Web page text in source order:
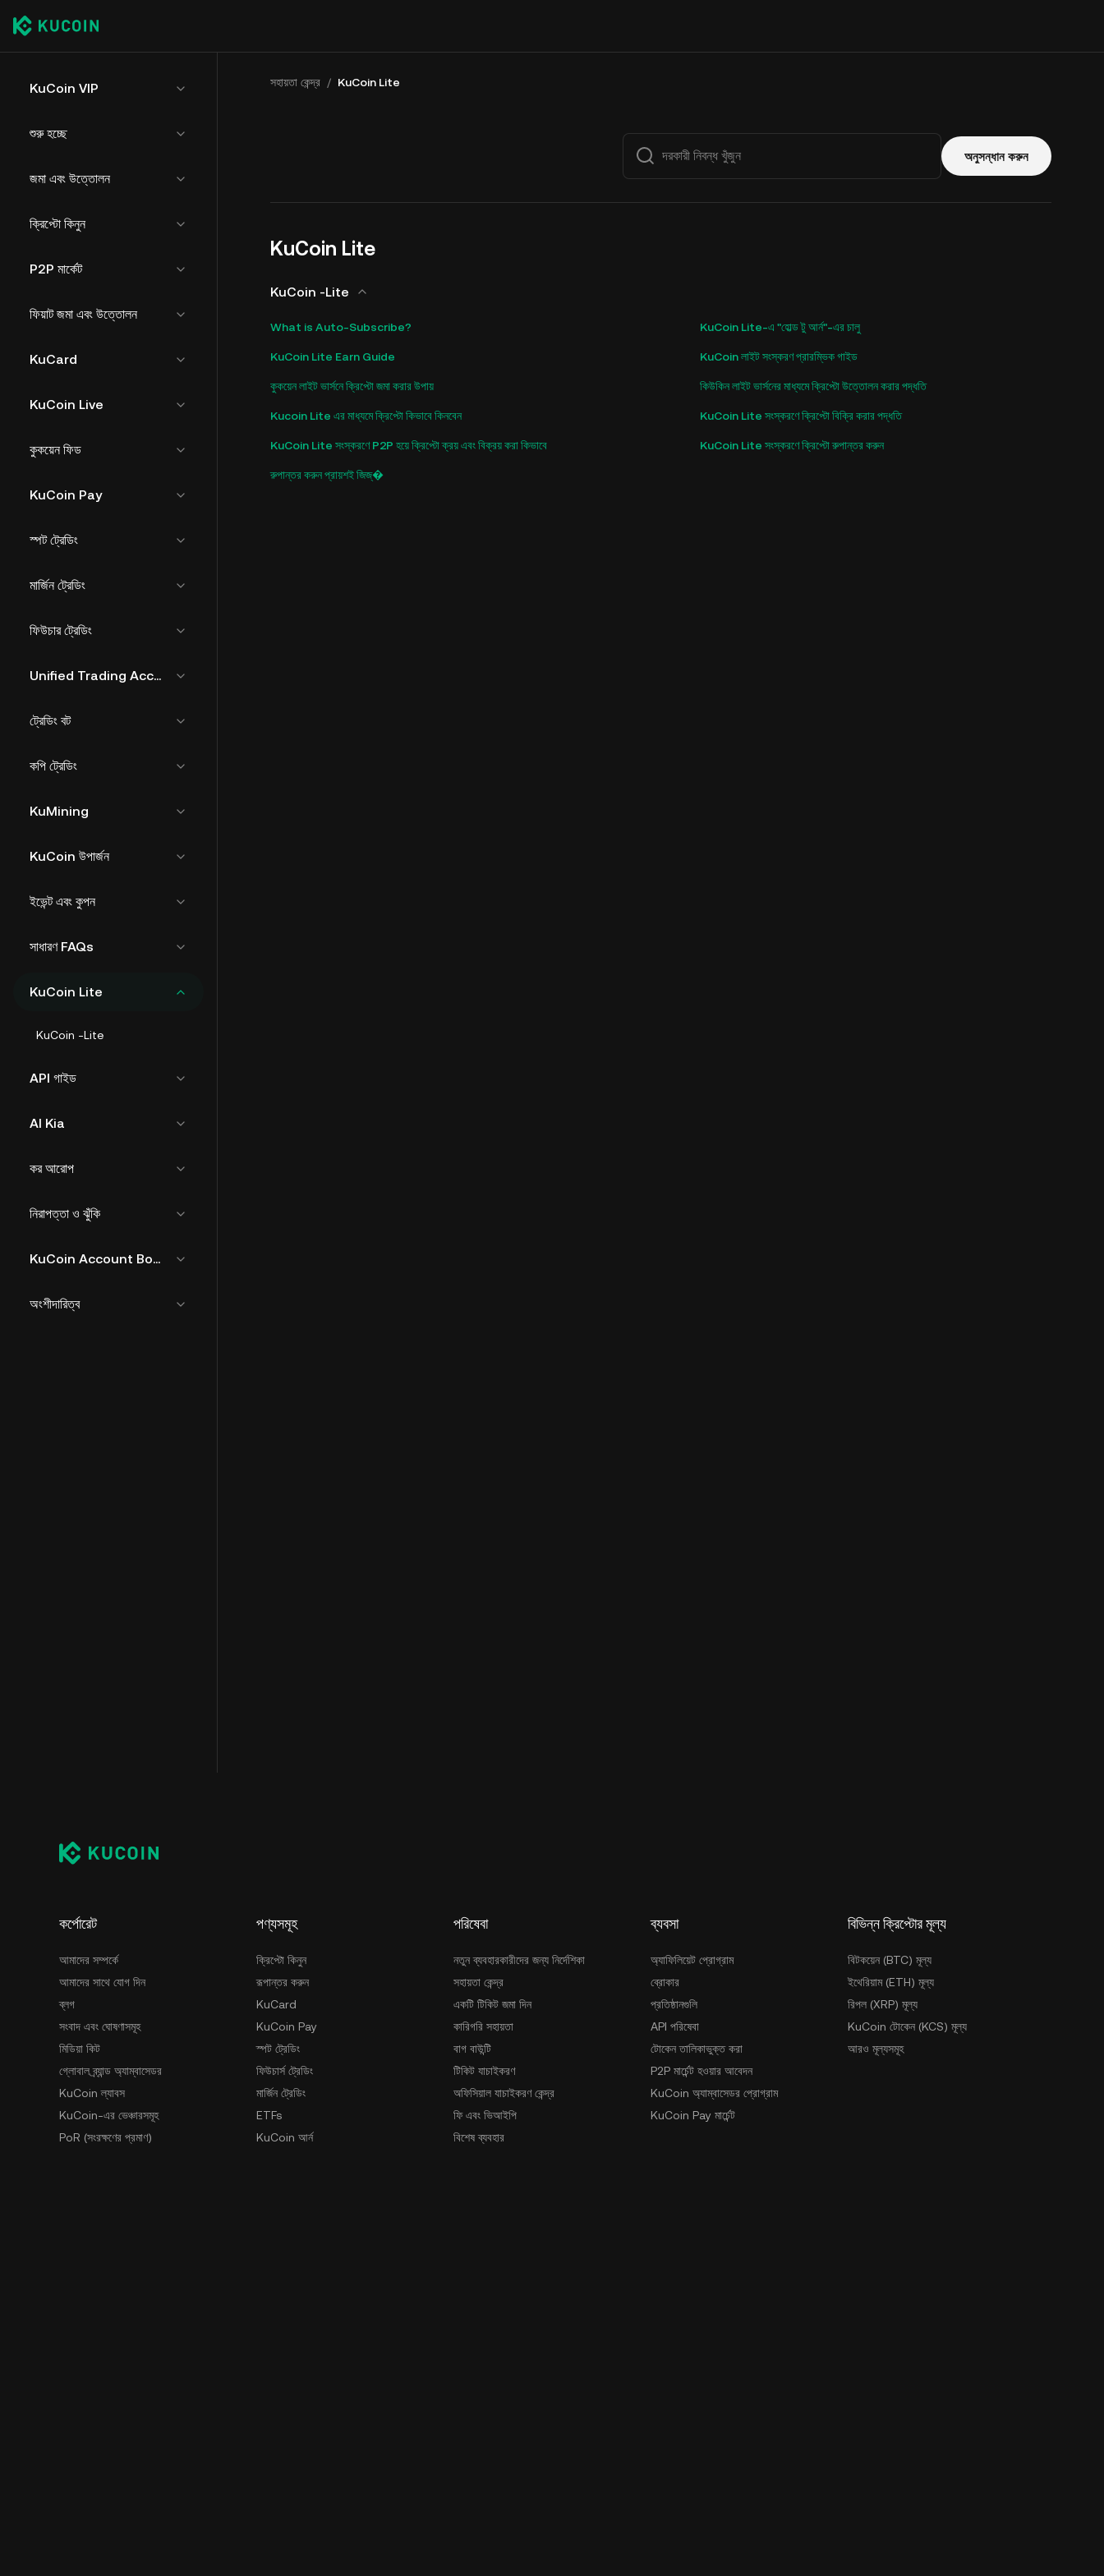
KuCoin VIP
শুরু হচ্ছে
জমা এবং উত্তোলন
ক্রিপ্টো কিনুন
P2P মার্কেট
ফিয়াট জমা এবং উত্তোলন
KuCard
KuCoin Live
কুকয়েন ফিড
KuCoin Pay
স্পট ট্রেডিং
মার্জিন ট্রেডিং
ফিউচার ট্রেডিং
Unified Trading Account
ট্রেডিং বট
কপি ট্রেডিং
KuMining
KuCoin উপার্জন
ইভেন্ট এবং কুপন
সাধারণ FAQs
KuCoin Lite
KuCoin -Lite
API গাইড
AI Kia
কর আরোপ
নিরাপত্তা ও ঝুঁকি
KuCoin Account Bound Token
অংশীদারিত্ব
সহায়তা কেন্দ্র / KuCoin Lite
অনুসন্ধান করুন
KuCoin Lite
KuCoin -Lite
What is Auto-Subscribe? KuCoin Lite-এ "হোল্ড টু আর্ন"-এর চালু
KuCoin Lite Earn Guide KuCoin লাইট সংস্করণ প্রারম্ভিক গাইড
কুকয়েন লাইট ভার্সনে ক্রিপ্টো জমা করার উপায় কিউকিন লাইট ভার্সনের মাধ্যমে ক্রিপ্টো উত্তোলন করার পদ্ধতি
Kucoin Lite এর মাধ্যমে ক্রিপ্টো কিভাবে কিনবেন KuCoin Lite সংস্করণে ক্রিপ্টো বিক্রি করার পদ্ধতি
KuCoin Lite সংস্করণে P2P হয়ে ক্রিপ্টো ক্রয় এবং বিক্রয় করা কিভাবে KuCoin Lite সংস্করণে ক্রিপ্টো রুপান্তর করুন
রুপান্তর করুন প্রায়শই জিজ্�
কর্পোরেট
আমাদের সম্পর্কে
আমাদের সাথে যোগ দিন
ব্লগ
সংবাদ এবং ঘোষণাসমূহ
মিডিয়া কিট
গ্লোবাল ব্র্যান্ড অ্যাম্বাসেডর
KuCoin ল্যাবস
KuCoin-এর ভেঞ্চারসমূহ
PoR (সংরক্ষণের প্রমাণ)
পণ্যসমূহ
ক্রিপ্টো কিনুন
রূপান্তর করুন
KuCard
KuCoin Pay
স্পট ট্রেডিং
ফিউচার্স ট্রেডিং
মার্জিন ট্রেডিং
ETFs
KuCoin আর্ন
পরিষেবা
নতুন ব্যবহারকারীদের জন্য নির্দেশিকা
সহায়তা কেন্দ্র
একটি টিকিট জমা দিন
কারিগরি সহায়তা
বাগ বাউন্টি
টিকিট যাচাইকরণ
অফিসিয়াল যাচাইকরণ কেন্দ্র
ফি এবং ভিআইপি
বিশেষ ব্যবহার
ব্যবসা
অ্যাফিলিয়েট প্রোগ্রাম
ব্রোকার
প্রতিষ্ঠানগুলি
API পরিষেবা
টোকেন তালিকাভুক্ত করা
P2P মার্চেন্ট হওয়ার আবেদন
KuCoin অ্যাম্বাসেডর প্রোগ্রাম
KuCoin Pay মার্চেন্ট
বিভিন্ন ক্রিপ্টোর মূল্য
বিটকয়েন (BTC) মূল্য
ইথেরিয়াম (ETH) মূল্য
রিপল (XRP) মূল্য
KuCoin টোকেন (KCS) মূল্য
আরও মূল্যসমূহ